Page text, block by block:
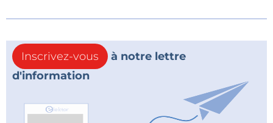
Inscrivez-vous
à notre lettre
d'information